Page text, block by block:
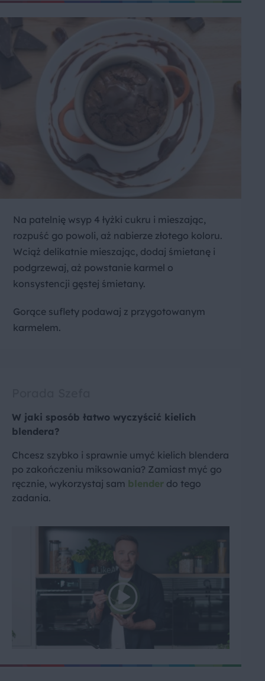
Na patelnię wsyp 4 łyżki cukru i mieszając,
rozpuść go powoli, aż nabierze złotego koloru.
Wciąż delikatnie mieszając, dodaj śmietanę i
podgrzewaj, aż powstanie karmel o
konsystencji gęstej śmietany.
Gorące suflety podawaj z przygotowanym
karmelem.
W jaki sposób łatwo wyczyścić kielich
blendera?
Chcesz szybko i sprawnie umyć kielich blendera
po zakończeniu miksowania? Zamiast myć go
ręcznie, wykorzystaj sam blender do tego
zadania.